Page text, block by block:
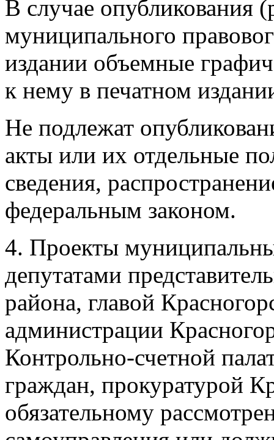
В случае опубликования
муниципального
издании объемные
к нему в печатном
Не подлежат
акты или их отдельные
сведения,
федеральным законом.
4. Проекты
депутатами
района, главой
администрации
Контрольно-счетной
граждан, прокуратурой
обязательному